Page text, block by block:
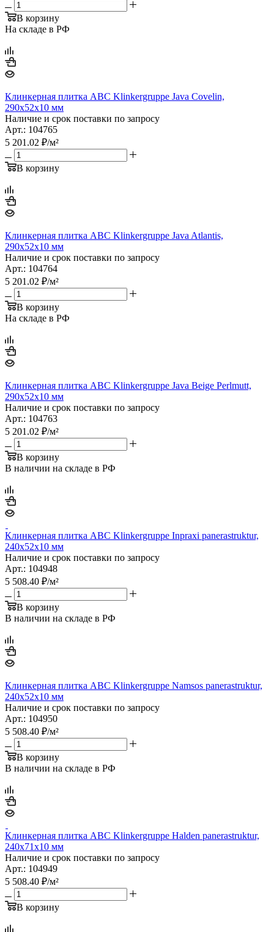
В корзину
На складе в РФ
Клинкерная плитка ABC Klinkergruppe Java Covelin,
290х52х10 мм
Наличие и срок поставки по запросу
Арт.: 104765
5 201.02 ₽/м²
В корзину
Клинкерная плитка ABC Klinkergruppe Java Atlantis,
290х52х10 мм
Наличие и срок поставки по запросу
Арт.: 104764
5 201.02 ₽/м²
В корзину
На складе в РФ
Клинкерная плитка ABC Klinkergruppe Java Beige Perlmutt,
290х52х10 мм
Наличие и срок поставки по запросу
Арт.: 104763
5 201.02 ₽/м²
В корзину
В наличии на складе в РФ
Клинкерная плитка ABC Klinkergruppe Inpraxi panerastruktur,
240х52х10 мм
Наличие и срок поставки по запросу
Арт.: 104948
5 508.40 ₽/м²
В корзину
В наличии на складе в РФ
Клинкерная плитка ABC Klinkergruppe Namsos panerastruktur,
240х52х10 мм
Наличие и срок поставки по запросу
Арт.: 104950
5 508.40 ₽/м²
В корзину
В наличии на складе в РФ
Клинкерная плитка ABC Klinkergruppe Halden panerastruktur,
240х71х10 мм
Наличие и срок поставки по запросу
Арт.: 104949
5 508.40 ₽/м²
В корзину